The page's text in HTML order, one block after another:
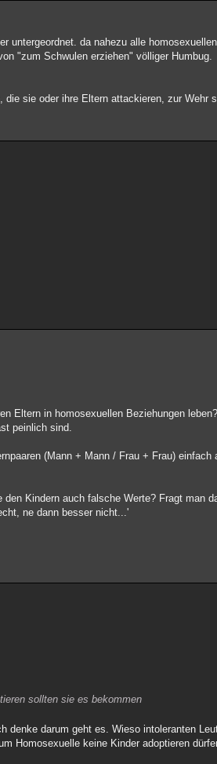
untergeordnet. da nahezu alle
"zum Schwulen erziehen" völliger Humbug.
sie oder ihre Eltern attackieren, zur Wehr
Eltern in homosexuellen Beziehungen
peinlich sind.
(Mann + Mann / Frau + Frau) einfach
Kindern auch falsche Werte? Fragt man
ne dann besser nicht...'
sollten sie es bekommen
denke darum geht es. Wieso intoleranten
Homosexuelle keine Kinder adoptieren